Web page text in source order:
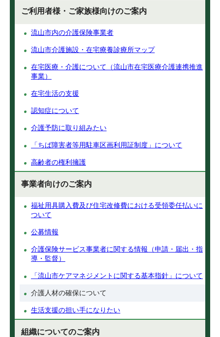
ご利用者様・ご家族様向けのご案内
流山市内の介護保険事業者
流山市介護施設・在宅療養診療所マップ
在宅医療・介護について（流山市在宅医療介護連携推進
事業）
在宅生活の支援
認知症について
介護予防に取り組みたい
「ちば障害者等用駐車区画利用証制度」について
高齢者の権利擁護
事業者向けのご案内
福祉用具購入費及び住宅改修費における受領委任払いに
ついて
公募情報
介護保険サービス事業者に関する情報（申請・届出・指
導・監督）
「流山市ケアマネジメントに関する基本指針」について
介護人材の確保について
生活支援の担い手になりたい
組織についてのご案内